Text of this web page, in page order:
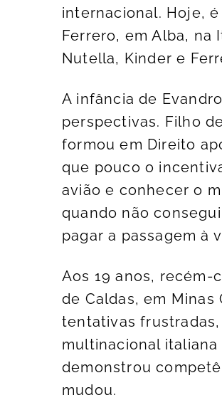
internacional. Hoje,
Ferrero, em Alba, na
Nutella, Kinder e
A infância de
perspectivas. Filho
formou em Direito
que pouco o
avião e conhecer o
quando não
pagar a passagem à
Aos 19 anos, recém-
de Caldas, em Minas
tentativas
multinacional
demonstrou
mudou.